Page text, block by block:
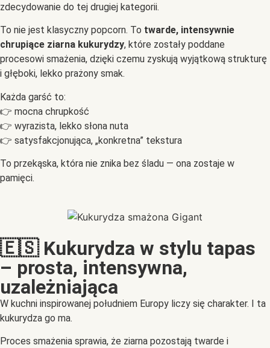
zdecydowanie do tej drugiej kategorii.
To nie jest klasyczny popcorn. To twarde, intensywnie
chrupiące ziarna kukurydzy, które zostały poddane
procesowi smażenia, dzięki czemu zyskują wyjątkową strukturę
i głęboki, lekko prażony smak.
Każda garść to:
👉 mocna chrupkość
👉 wyrazista, lekko słona nuta
👉 satysfakcjonująca, „konkretna” tekstura
To przekąska, która nie znika bez śladu — ona zostaje w
pamięci.
🇪🇸 Kukurydza w stylu tapas
– prosta, intensywna,
uzależniająca
W kuchni inspirowanej południem Europy liczy się charakter. I ta
kukurydza go ma.
Proces smażenia sprawia, że ziarna pozostają twarde i